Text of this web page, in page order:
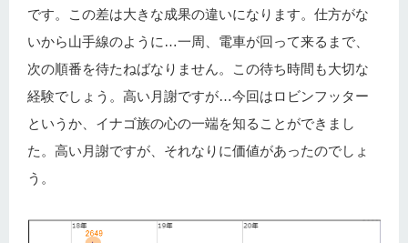
です。この差は大きな成果の違いになります。仕方がな
いから山手線のように…一周、電車が回って来るまで、
次の順番を待たねばなりません。この待ち時間も大切な
経験でしょう。高い月謝ですが…今回はロビンフッター
というか、イナゴ族の心の一端を知ることができまし
た。高い月謝ですが、それなりに価値があったのでしょ
う。